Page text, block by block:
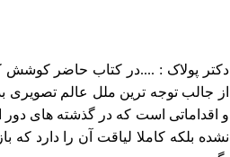
دکتر پولاک : ....در کتاب حاضر کوشش
از جالب توجه ترین ملل عالم تصویری
و اقداماتی است که در گذشته های
نشده بلکه کاملا لياقت آن را دارد که